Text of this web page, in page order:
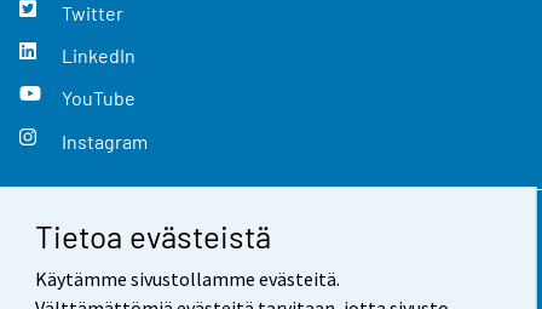
Tietoa evästeistä
Käytämme sivustollamme evästeitä.
Twitter
LinkedIn
YouTube
Instagram
Yhteystiedot
Palaute